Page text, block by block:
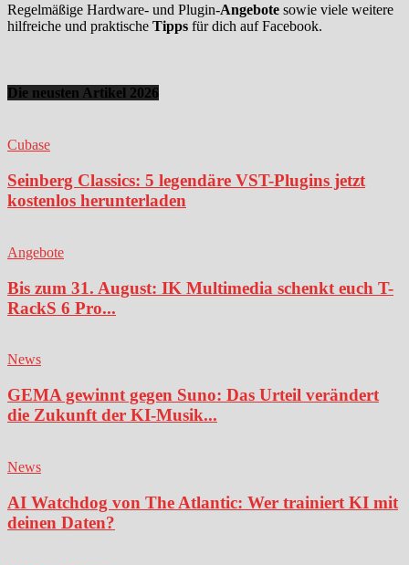
Regelmäßige Hardware- und Plugin-Angebote sowie viele weitere
hilfreiche und praktische Tipps für dich auf Facebook.
Die neusten Artikel 2026
Cubase
Seinberg Classics: 5 legendäre VST-Plugins jetzt
kostenlos herunterladen
Angebote
Bis zum 31. August: IK Multimedia schenkt euch T-
RackS 6 Pro...
News
GEMA gewinnt gegen Suno: Das Urteil verändert
die Zukunft der KI-Musik...
News
AI Watchdog von The Atlantic: Wer trainiert KI mit
deinen Daten?